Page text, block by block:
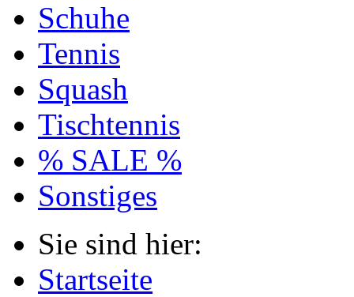
Schuhe
Tennis
Squash
Tischtennis
% SALE %
Sonstiges
Sie sind hier:
Startseite